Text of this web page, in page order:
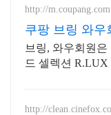
http://m.coupang.com
쿠팡 브링 와우
브링, 와우회원
드 셀렉션
http://